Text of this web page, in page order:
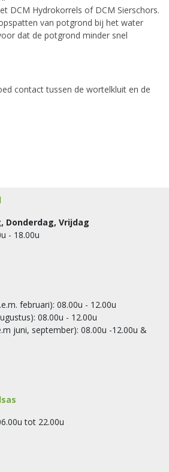
DCM Hydrokorrels of DCM Sierschors.
van potgrond bij het water
dat de potgrond minder snel
contact tussen de wortelkluit en de
Donderdag, Vrijdag
- 18.00u
februari): 08.00u - 12.00u
08.00u - 12.00u
juni, september): 08.00u -12.00u &
tot 22.00u